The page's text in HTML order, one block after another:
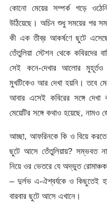
কোনো মেয়ের সম্পর্ক গড়ে
উঠিয়েছে। অচিন শুধু সময়ের পর
কী এক তীব্র আকর্ষণে ছুটে
তেঁতুলিয়া স্টেশন থেকে কবিরদের
সেই কনে-দেখার আলোর
মুখটিকেও আর দেখা হয়নি। তবে
আবার এসেই কবিরের সঙ্গে দেখা
মেয়েটির সঙ্গে কথাও হয়েছে,
আচ্ছা, আফরিনকে কি ও বিয়ে করতে
ছুটে আসে তেঁতুলিয়ায়? সম্ভবত
নিয়ে ওর ভেতরে যে অদ্ভুত
– দুর্লভ এ-ঐশ্বর্যকে ও কিছুতেই
বারবার ছুটে আসে এখানে।